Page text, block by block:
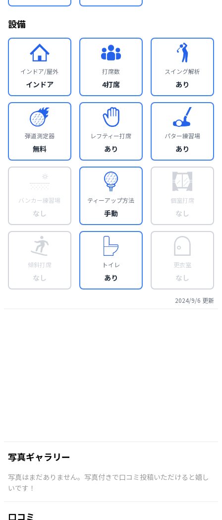
設備
インドア/屋外
インドア
打席数
4打席
スイング解析
あり
弾道測定器
無料
レフティー打席
あり
パター練習場
あり
バンカー練習場
なし
ティーアップ方法
手動
個室打席
なし
傾斜打席
なし
トイレ
あり
更衣室
なし
2024/9/6 更新
写真ギャラリー
写真はまだありません。写真付きで口コミ投稿いただけると嬉し
いです！
口コミ